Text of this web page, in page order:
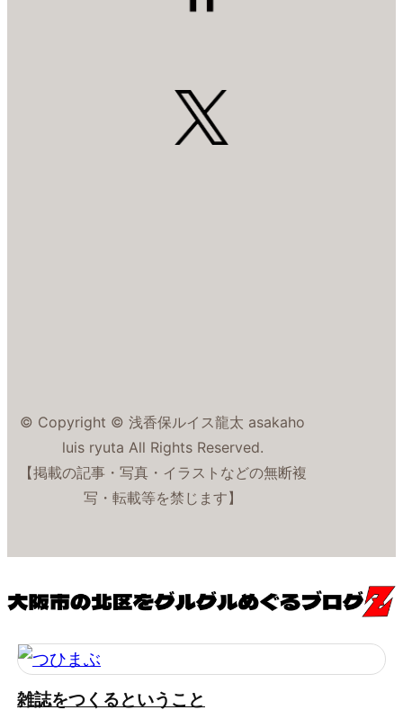
© Copyright © 浅香保ルイス龍太 asakaho
luis ryuta All Rights Reserved.
【掲載の記事・写真・イラストなどの無断複
写・転載等を禁じます】
雑誌をつくるということ